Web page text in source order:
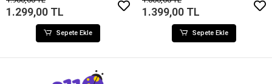
1.299,00 TL
Sepete Ekle
1.399,00 TL
Sepete Ekle